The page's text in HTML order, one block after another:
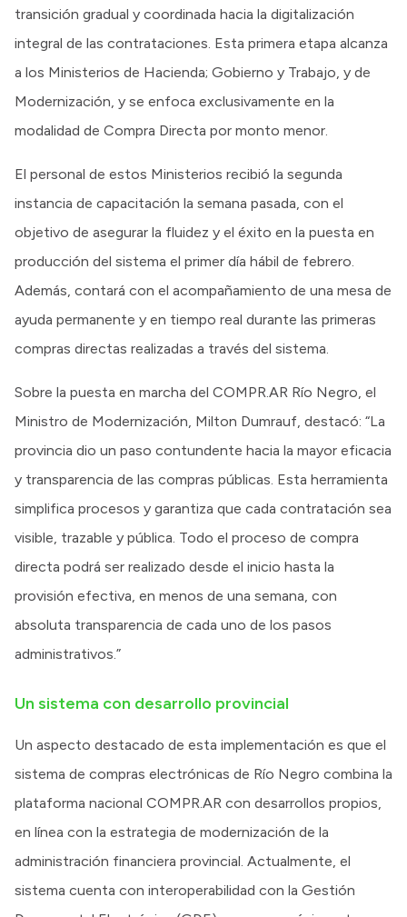
transición gradual y coordinada hacia la digitalización
integral de las contrataciones. Esta primera etapa alcanza
a los Ministerios de Hacienda; Gobierno y Trabajo, y de
Modernización, y se enfoca exclusivamente en la
modalidad de Compra Directa por monto menor.
El personal de estos Ministerios recibió la segunda
instancia de capacitación la semana pasada, con el
objetivo de asegurar la fluidez y el éxito en la puesta en
producción del sistema el primer día hábil de febrero.
Además, contará con el acompañamiento de una mesa de
ayuda permanente y en tiempo real durante las primeras
compras directas realizadas a través del sistema.
Sobre la puesta en marcha del COMPR.AR Río Negro, el
Ministro de Modernización, Milton Dumrauf, destacó: “La
provincia dio un paso contundente hacia la mayor eficacia
y transparencia de las compras públicas. Esta herramienta
simplifica procesos y garantiza que cada contratación sea
visible, trazable y pública. Todo el proceso de compra
directa podrá ser realizado desde el inicio hasta la
provisión efectiva, en menos de una semana, con
absoluta transparencia de cada uno de los pasos
administrativos.”
Un sistema con desarrollo provincial
Un aspecto destacado de esta implementación es que el
sistema de compras electrónicas de Río Negro combina la
plataforma nacional COMPR.AR con desarrollos propios,
en línea con la estrategia de modernización de la
administración financiera provincial. Actualmente, el
sistema cuenta con interoperabilidad con la Gestión